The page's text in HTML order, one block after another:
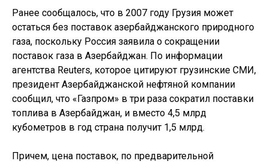
Ранее сообщалось, что в 2007 году Грузия может
остаться без поставок азербайджанского природного
газа, поскольку Россия заявила о сокращении
поставок газа в Азербайджан. По информации
агентства Reuters, которое цитируют грузинские СМИ,
президент Азербайджанской нефтяной компании
сообщил, что «Газпром» в три раза сократил поставки
топлива в Азербайджан, и вместо 4,5 млрд
кубометров в год страна получит 1,5 млрд.
Причем, цена поставок, по предварительной